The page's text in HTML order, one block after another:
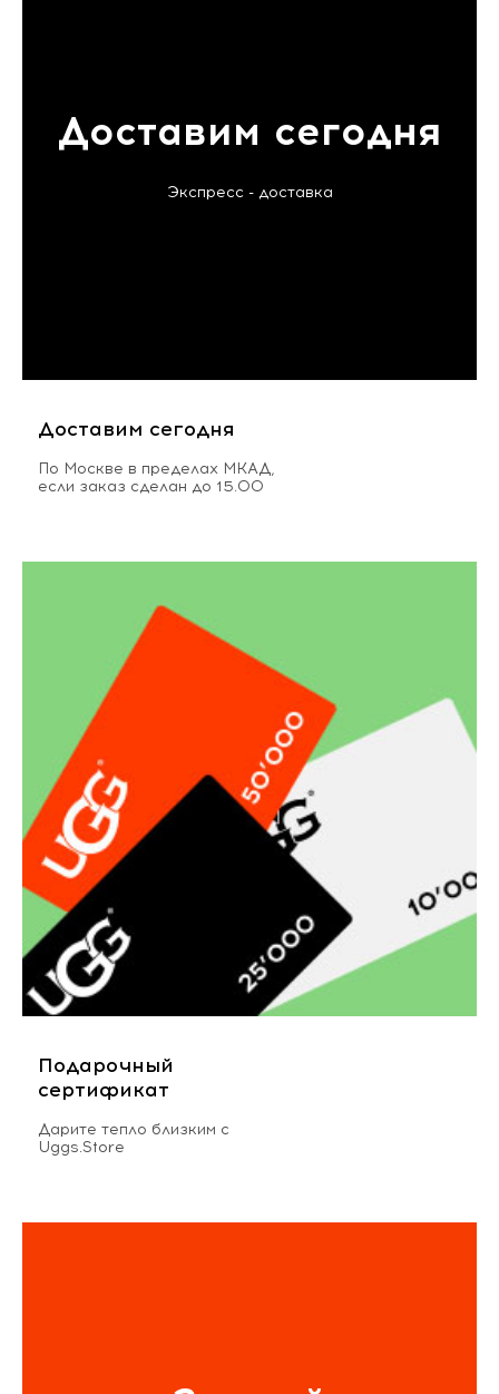
Доставим сегодня
Экспресс - доставка
Доставим сегодня
По Москве в пределах МКАД,
если заказ сделан до 15.00
Подарочный
сертификат
Дарите тепло близким с
Uggs.Store